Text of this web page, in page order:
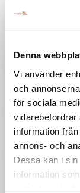
Denna
Vi använder
och
för sociala
vidarebefordrar
information
annons- och
Dessa kan i
information
Maileg - Pappa
-